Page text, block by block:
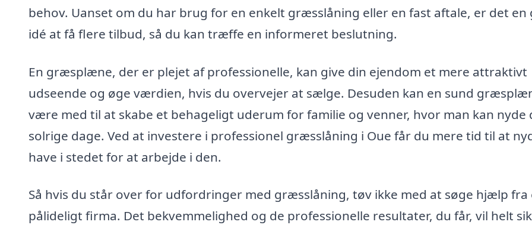
behov. Uanset om du har brug for en enkelt græsslåning eller en fast aftale, er det en
idé at få flere tilbud, så du kan træffe en informeret beslutning.
En græsplæne, der er plejet af professionelle, kan give din ejendom et mere attraktivt
udseende og øge værdien, hvis du overvejer at sælge. Desuden kan en sund
være med til at skabe et behageligt uderum for familie og venner, hvor man kan nyde
solrige dage. Ved at investere i professionel græsslåning i Oue får du mere tid til at
have i stedet for at arbejde i den.
Så hvis du står over for udfordringer med græsslåning, tøv ikke med at søge hjælp fra
pålideligt firma. Det bekvemmelighed og de professionelle resultater, du får, vil helt